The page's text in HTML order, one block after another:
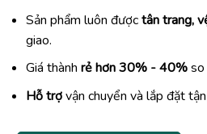
Sản phẩm luôn đượctân trang,
giao.
Giá thành rẻ hơn 30% - 40%so
Hỗ trợvận chuyển và lắp đặt